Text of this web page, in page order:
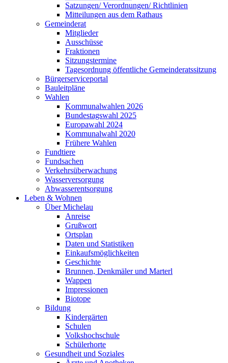
Satzungen/ Verordnungen/ Richtlinien
Mitteilungen aus dem Rathaus
Gemeinderat
Mitglieder
Ausschüsse
Fraktionen
Sitzungstermine
Tagesordnung öffentliche Gemeinderatssitzung
Bürgerserviceportal
Bauleitpläne
Wahlen
Kommunalwahlen 2026
Bundestagswahl 2025
Europawahl 2024
Kommunalwahl 2020
Frühere Wahlen
Fundtiere
Fundsachen
Verkehrsüberwachung
Wasserversorgung
Abwasserentsorgung
Leben & Wohnen
Über Michelau
Anreise
Grußwort
Ortsplan
Daten und Statistiken
Einkaufsmöglichkeiten
Geschichte
Brunnen, Denkmäler und Marterl
Wappen
Impressionen
Biotope
Bildung
Kindergärten
Schulen
Volkshochschule
Schülerhorte
Gesundheit und Soziales